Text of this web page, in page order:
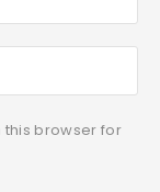
this browser for